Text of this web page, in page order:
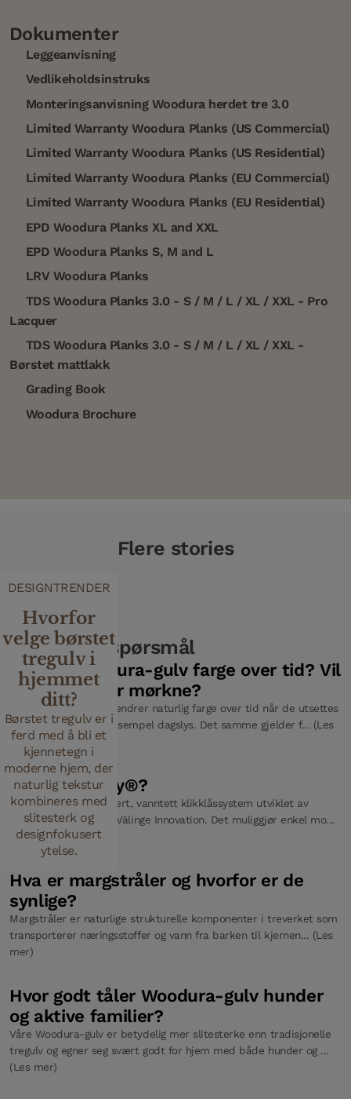
Dokumenter
Leggeanvisning
Vedlikeholdsinstruks
Monteringsanvisning Woodura herdet tre 3.0
Limited Warranty Woodura Planks (US Commercial)
Limited Warranty Woodura Planks (US Residential)
Limited Warranty Woodura Planks (EU Commercial)
Limited Warranty Woodura Planks (EU Residential)
EPD Woodura Planks XL and XXL
EPD Woodura Planks S, M and L
LRV Woodura Planks
TDS Woodura Planks 3.0 - S / M / L / XL / XXL - Pro
Lacquer
TDS Woodura Planks 3.0 - S / M / L / XL / XXL -
Børstet mattlakk
Grading Book
Woodura Brochure
Flere stories
DESIGNTRENDER
Hvorfor
velge børstet
tregulv i
hjemmet
ditt?
Børstet tregulv er i
ferd med å bli et
kjennetegn i
moderne hjem, der
naturlig tekstur
kombineres med
slitesterk og
designfokusert
ytelse.
Ofte stilte spørsmål
Endrer Woodura-gulv farge over tid? Vil
de gulne eller mørkne?
Tregulv og tremøbler endrer naturlig farge over tid når de utsettes
for UV-lys, som for eksempel dagslys. Det samme gjelder f... (Les
mer)
Hva er 5G Dry®?
5G Dry® er et patentert, vanntett klikklåssystem utviklet av
Bjelins søsterselskap Välinge Innovation. Det muliggjør enkel mo...
(Les mer)
Hva er margstråler og hvorfor er de
synlige?
Margstråler er naturlige strukturelle komponenter i treverket som
transporterer næringsstoffer og vann fra barken til kjernen... (Les
mer)
Hvor godt tåler Woodura-gulv hunder
og aktive familier?
Våre Woodura-gulv er betydelig mer slitesterke enn tradisjonelle
tregulv og egner seg svært godt for hjem med både hunder og ...
(Les mer)